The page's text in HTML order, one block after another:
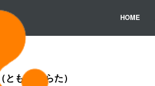
HOME
ともり あらた）